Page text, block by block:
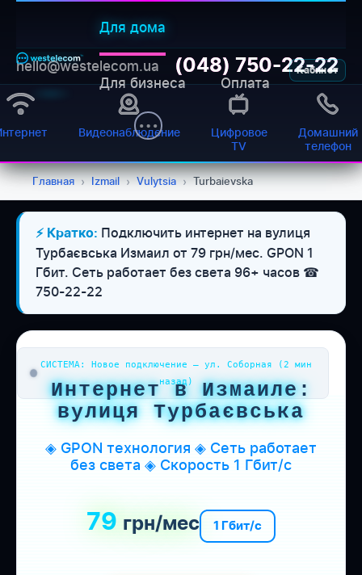
Для дома
Для бизнеса Оплата
Кабинет
hello@westelecom.ua (048) 750-22-22
Видеонаблюдение
Цифровое
TV
Домашний
телефон
Главная › Izmail › Vulytsia › Turbaievska
⚡ Кратко: Подключить интернет на вулиця
Турбаєвська Измаил от 79 грн/мес. GPON 1
Гбит. Сеть работает без света 96+ часов ☎
750-22-22
СИСТЕМА: Новое подключение — ул. Соборная (2 мин
назад)
Интернет в Измаиле:
вулиця Турбаєвська
◈ GPON технология ◈ Сеть работает
без света ◈ Скорость 1 Гбит/с
79 грн/мес 1 Гбит/с
WESTELECOM
Онлайн-підтримка